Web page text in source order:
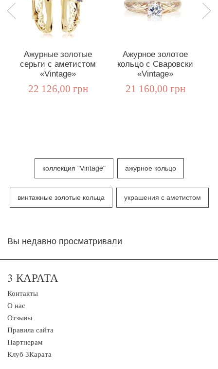
Ажурные золотые
серьги с аметистом
«Vintage»
22 126,00 грн
Ажурное золотое
кольцо с Сваровски
«Vintage»
21 160,00 грн
коллекция "Vintage" ажурное кольцо
винтажные золотые кольца украшения с аметистом
Вы недавно просматривали
3 КАРАТА
Контакты
О нас
Отзывы
Правила сайта
Партнерам
Клуб 3Карата